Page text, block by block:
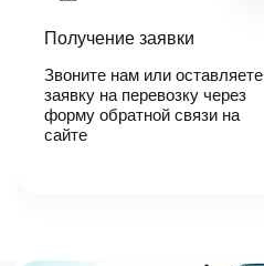
логист
вами,
согласует
детали
автоперевозки,
назовет
Получение заявки
Звоните нам или оставляете
заявку на перевозку через
форму обратной связи на
сайте